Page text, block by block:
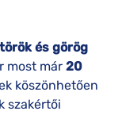
és görög
most már 20
köszönhetően
szakértői